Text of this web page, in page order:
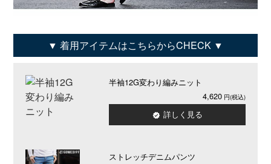
着用アイテムはこちらからCHECK
半袖12G変わり編みニット
4,620
詳しく見る
ストレッチデニムパンツ